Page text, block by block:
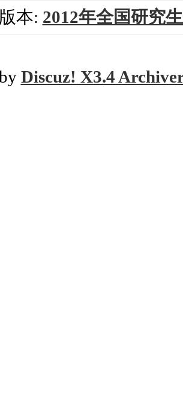
本: 2012年全国研究
Discuz! X3.4